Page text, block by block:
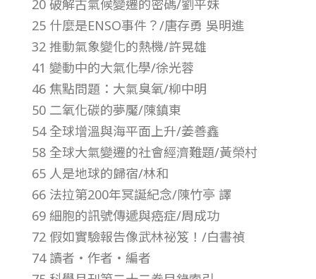
2
3
卷
第
1
期
–
20 破解古氣候變遷的密碼/劉平妹
25 什麼是ENSO事件？/唐存勇 吳明進
32 推動氣象變化的熱機/許晃雄
41 變動中的大氣化學/徐光蓉
46 焦點問題：大氣臭氧/柳中明
50 二氧化碳的夢魘/陳鎮東
54 全球增溫與海平面上升/姜善鑫
58 全球大氣變遷的社會經濟難題/黃榮村
65 人是地球的歸宿/林和
66 法拉第200年冥誕紀念/陳竹亭 譯
69 細胞的訊號傳遞與癌症/周成功
72 假如實驗報告像武林祕笈！/白書禎
74 讀者‧作者‧編者